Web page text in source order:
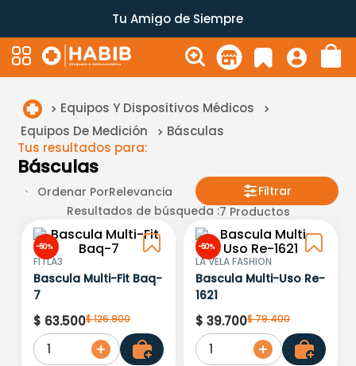
Tu Amigo de Siempre
Equipos Y Dispositivos Médicos
Equipos De Medición
Básculas
Tus resultados para:
Básculas
Ordenar PorRelevancia
Filtrar
Resultados de búsqueda :7 Productos
-50 %
FITLA3
Bascula Multi-Fit Baq-
7
$ 63.500$126.900
1
-50 %
LA VELA FASHION
Bascula Multi-Uso Re-
1621
$ 39.700$79.400
1